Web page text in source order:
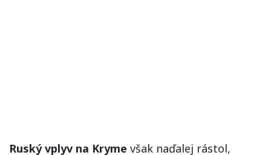
Ruský vplyv na Kryme však naďalej rástol,